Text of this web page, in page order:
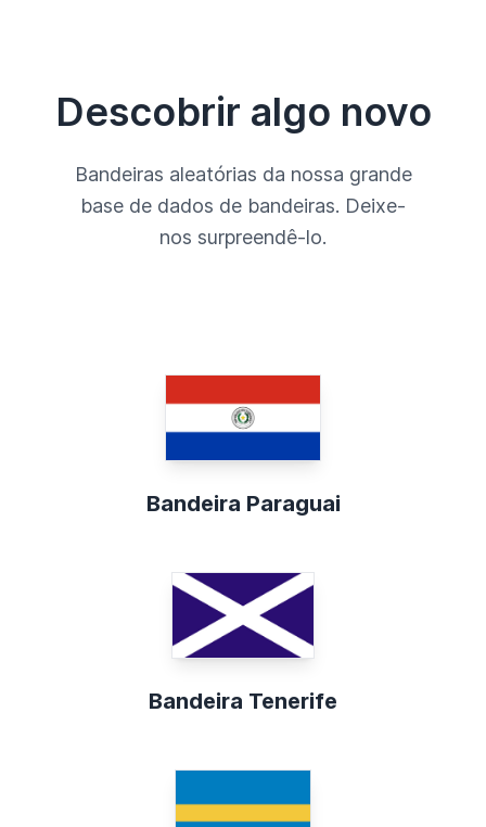
Descobrir algo novo
Bandeiras aleatórias da nossa grande
base de dados de bandeiras. Deixe-
nos surpreendê-lo.
Bandeira Paraguai
Bandeira Tenerife